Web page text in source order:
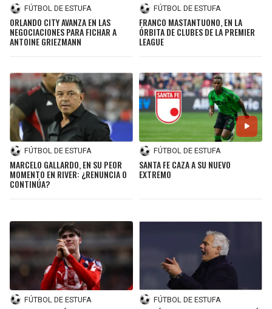
FÚTBOL DE ESTUFA
ORLANDO CITY AVANZA EN LAS
NEGOCIACIONES PARA FICHAR A
ANTOINE GRIEZMANN
FÚTBOL DE ESTUFA
FRANCO MASTANTUONO, EN LA
ÓRBITA DE CLUBES DE LA PREMIER
LEAGUE
FÚTBOL DE ESTUFA
MARCELO GALLARDO, EN SU PEOR
MOMENTO EN RIVER: ¿RENUNCIA O
CONTINÚA?
FÚTBOL DE ESTUFA
SANTA FE CAZA A SU NUEVO
EXTREMO
FÚTBOL DE ESTUFA FÚTBOL DE ESTUFA